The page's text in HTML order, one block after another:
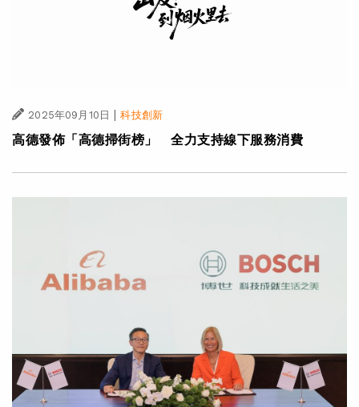
2025年09月10日 科技創新
高德發佈「高德掃街榜」 全力支持線下服務消費